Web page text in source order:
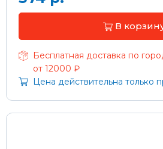
В
Бесплатная доставка по
от 12000 ₽
Цена действительна только